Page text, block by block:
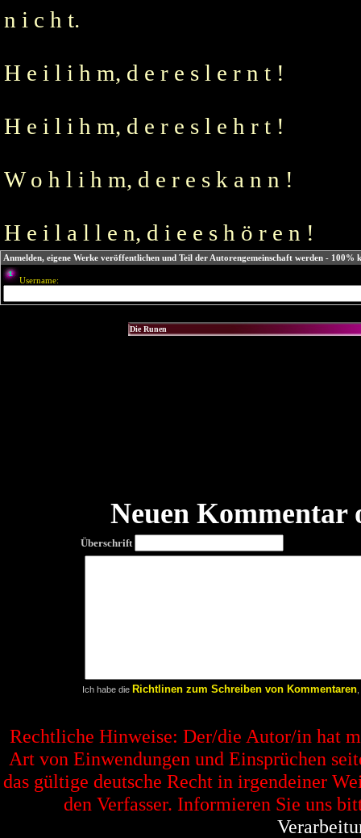
n i c h t.
H e i l i h m, d e r e s l e r n t !
H e i l i h m, d e r e s l e h r t !
W o h l i h m, d e r e s k a n n !
H e i l a l l e n, d i e e s h ö r e n !
Anmelden, eigene Werke veröffentlichen und Teil der Autorengemeinschaft werden - 100%
Username:
Neuen Kommentar
Überschrift
Ich habe die Richtlinen zum Schreiben von Kommentaren,
Rechtliche Hinweise: Der/die Autor/in hat
Art von Einwendungen und Einsprüchen
das gültige deutsche Recht in irgendeiner
den Verfasser. Informieren Sie uns